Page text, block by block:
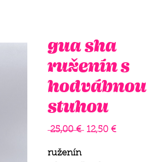
gua sha
ruženín s
hodvábnou
stuhou
25,00 € Regular
12,50 €Sale
ruženín